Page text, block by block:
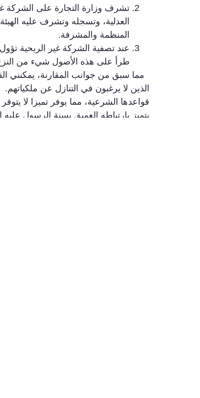
تشرف وزارة التجارة على الشركة
العدلية، وتسجله وتشرف عليه
المنظمة والمشرفة.
عند تصفية الشركة غير الربحية
طرأ على هذه الأصول شيء من
مما سبق من جوانب المقارنة، يمكنني
الذين لا يرغبون في التنازل عن
قواعدها الشرعية، مما يوفر تميزا لا
يتميز بارتباطه العميق بسنة الرسول عليه